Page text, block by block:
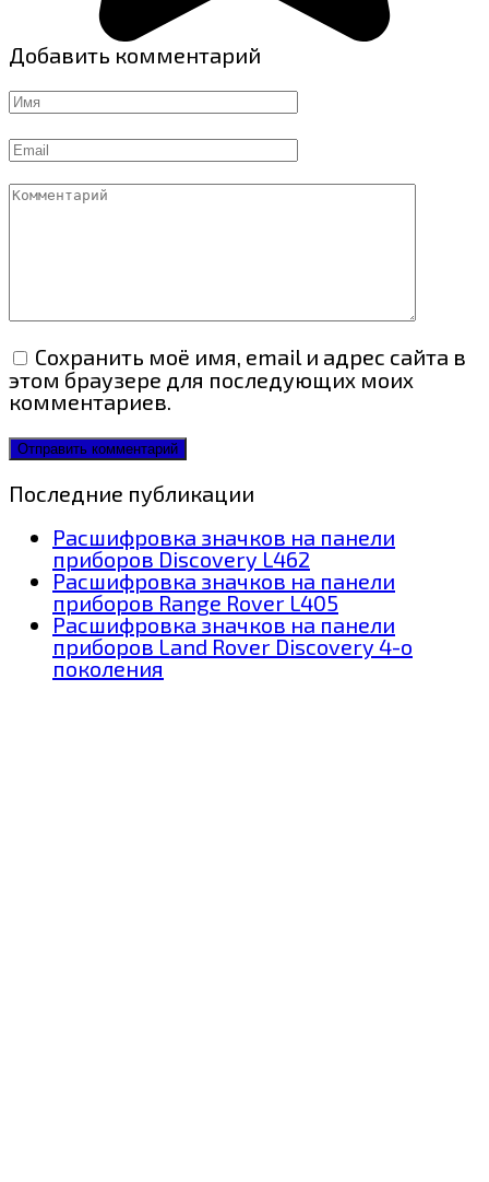
Добавить комментарий
Имя
Email
Комментарий
Сохранить моё имя, email и адрес сайта в
этом браузере для последующих моих
комментариев.
Последние публикации
Расшифровка значков на панели
приборов Discovery L462
Расшифровка значков на панели
приборов Range Rover L405
Расшифровка значков на панели
приборов Land Rover Discovery 4-о
поколения